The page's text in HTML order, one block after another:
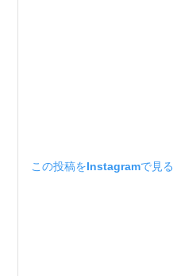
この投稿をInstagramで見る